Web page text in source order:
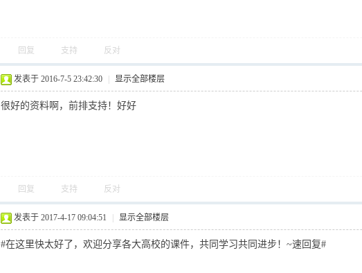
回复 支持 反对
发表于 2016-7-5 23:42:30 显示全部楼层
很好的资料啊，前排支持！好好
回复 支持 反对
发表于 2017-4-17 09:04:51 显示全部楼层
#在这里快太好了，欢迎分享各大高校的课件，共同学习共同进步！~速回复#